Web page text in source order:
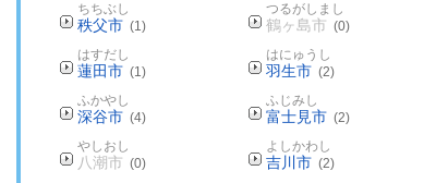
ちちぶし
秩父市 (1)
つるがしまし
鶴ヶ島市 (0)
はすだし
蓮田市 (1)
はにゅうし
羽生市 (2)
ふかやし
深谷市 (4)
ふじみし
富士見市 (2)
やしおし
八潮市 (0)
よしかわし
吉川市 (2)